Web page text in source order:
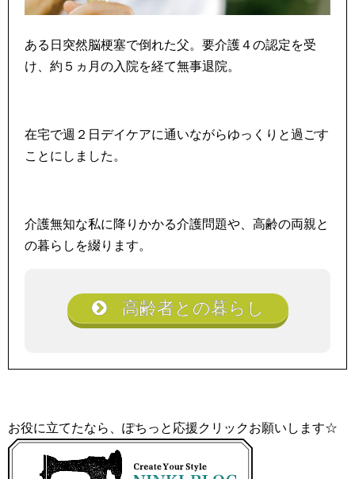
ある日突然脳梗塞で倒れた父。要介護４の認定を受
け、約５ヵ月の入院を経て無事退院。
在宅で週２日デイケアに通いながらゆっくりと過ごす
ことにしました。
介護無知な私に降りかかる介護問題や、高齢の両親と
の暮らしを綴ります。
高齢者との暮らし
お役に立てたなら、ぽちっと応援クリックお願いします☆